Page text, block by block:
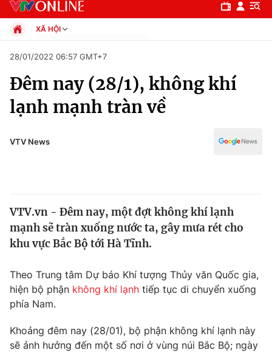
Chuyên mục
Chính trị
Tin tức
Thế giới đó đây
Câu chuyện quốc tế
Kinh tế
Thị trường
Dữ liệu và đời sống
XÃ HỘI
Xã hội
Pháp luật
Thể thao
Văn hóa - Giải trí
Giáo dục
28/01/2022 06:57 GMT+7
Đêm nay (28/1), không khí
lạnh mạnh tràn về
VTV News
VTV.vn - Đêm nay, một đợt không khí lạnh
mạnh sẽ tràn xuống nước ta, gây mưa rét cho
khu vực Bắc Bộ tới Hà Tĩnh.
Theo Trung tâm Dự báo Khí tượng Thủy văn Quốc gia,
hiện bộ phận không khí lạnh tiếp tục di chuyển xuống
phía Nam.
Khoảng đêm nay (28/01), bộ phận không khí lạnh này
sẽ ảnh hưởng đến một số nơi ở vùng núi Bắc Bộ; ngày